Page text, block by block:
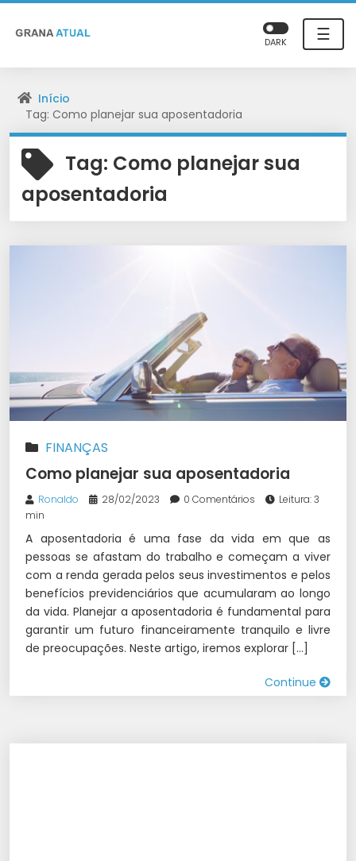
☰
DARK
Início
Tag: Como planejar sua aposentadoria
Tag: Como planejar sua
aposentadoria
FINANÇAS
Como planejar sua aposentadoria
Ronaldo 28/02/2023 0 Comentários
Leitura: 3
min
A aposentadoria é uma fase da vida em que as
pessoas se afastam do trabalho e começam a viver
com a renda gerada pelos seus investimentos e pelos
benefícios previdenciários que acumularam ao longo
da vida. Planejar a aposentadoria é fundamental para
garantir um futuro financeiramente tranquilo e livre
de preocupações. Neste artigo, iremos explorar […]
Continue